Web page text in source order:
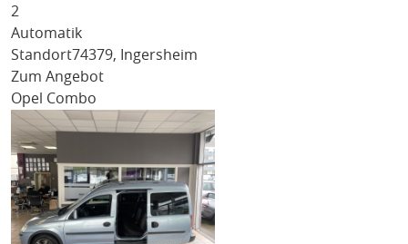
2
Automatik
Standort74379, Ingersheim
Zum Angebot
Opel Combo